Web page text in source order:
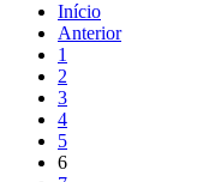
Início
Anterior
1
2
3
4
5
6